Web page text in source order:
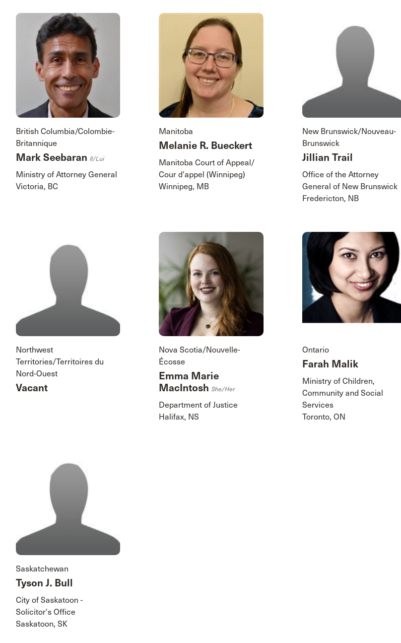
British Columbia/Colombie-
Britannique
Mark Seebaran Il/lui
Ministry of Attorney General
Victoria, BC
Manitoba
Melanie R. Bueckert
Manitoba Court of Appeal/
Cour d'appel (Winnipeg)
Winnipeg, MB
New Brunswick/Nouveau-
Brunswick
Jillian Trail
Office of the Attorney
General of New Brunswick
Fredericton, NB
Northwest
Territories/Territoires du
Nord-Ouest
Vacant
Nova Scotia/Nouvelle-
Écosse
Emma Marie
MacIntoshShe/her
Department of Justice
Halifax, NS
Ontario
Farah Malik
Ministry of Children,
Community and Social
Services
Toronto, ON
Saskatchewan
Tyson J. Bull
City of Saskatoon -
Solicitor's Office
Saskatoon, SK